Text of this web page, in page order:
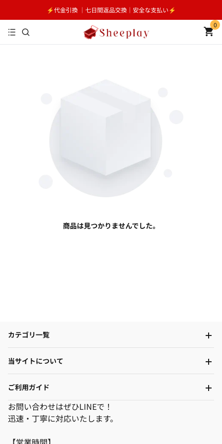
⚡️代金引換 ｜七日間返品交換｜安全な支払い⚡️
0
商品は見つかりませんでした。
カテゴリ一覧
当サイトについて
ご利用ガイド
お問い合わせはぜひLINEで！
迅速・丁寧に対応いたします。